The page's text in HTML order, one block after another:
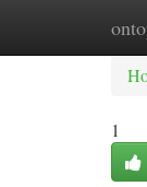
1